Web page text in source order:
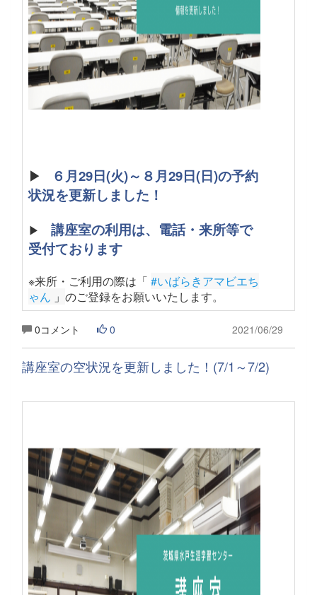
▶
６月29日(火)～８月29日(日)の予約
状況を更新しました！
▶ 講座室の利用は、電話・来所等で
受付ております
※来所・ご利用の際は「 #いばらきアマビエち
ゃん 」 のご登録をお願いいたします。
0コメント 0 2021/06/29
講座室の空状況を更新しました！(7/1～7/2)